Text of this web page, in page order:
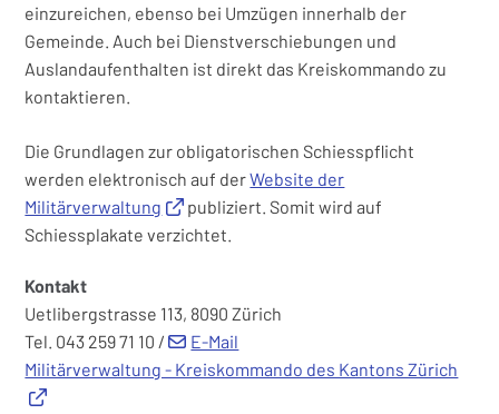
einzureichen, ebenso bei Umzügen innerhalb der
Gemeinde. Auch bei Dienstverschiebungen und
Auslandaufenthalten ist direkt das Kreiskommando zu
kontaktieren.
Die Grundlagen zur obligatorischen Schiesspflicht
werden elektronisch auf derWebsite der
Militärverwaltung
publiziert. Somit wird auf
Schiessplakate verzichtet.
Kontakt
Uetlibergstrasse 113, 8090 Zürich
Tel. 043 259 71 10 /
E-Mail
Militärverwaltung - Kreiskommando des Kantons Zürich